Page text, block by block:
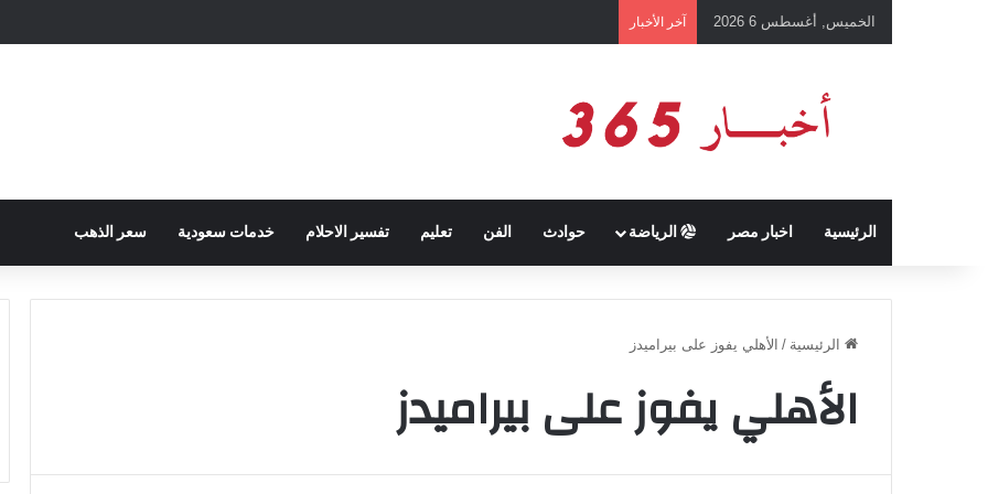
الخميس, أغسطس 6 2026 آخر الأخبار
الرئيسية اخبار مصر الرياضة حوادث الفن تعليم تفسير الاحلام خدمات سعودية سعر الذهب
الرئيسية / الأهلي يفوز على بيراميدز
الأهلي يفوز على بيراميدز